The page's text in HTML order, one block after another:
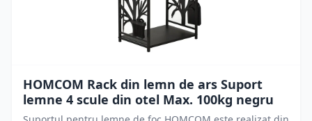
HOMCOM Rack din lemn de ars Suport
lemne 4 scule din otel Max. 100kg negru